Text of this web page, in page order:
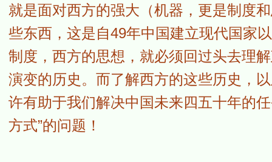
就是面对西方的强大（机器，更是制度
些东西，这是自49年中国建立现代国家
制度，西方的思想，就必须回过头去理
演变的历史。而了解西方的这些历史，
许有助于我们解决中国未来四五十年的
方式”的问题！